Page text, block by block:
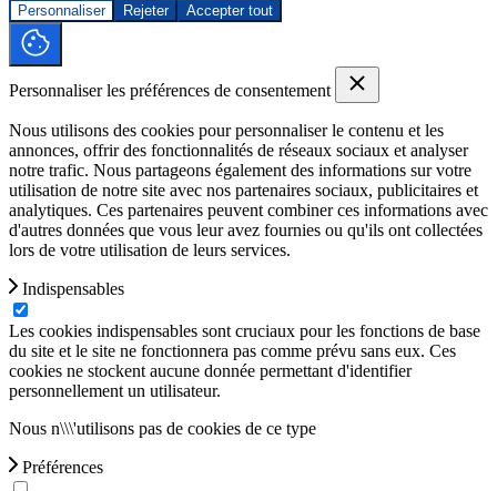
Personnaliser Rejeter Accepter tout
Personnaliser les préférences de consentement
Nous utilisons des cookies pour personnaliser le contenu et les
annonces, offrir des fonctionnalités de réseaux sociaux et analyser
notre trafic. Nous partageons également des informations sur votre
utilisation de notre site avec nos partenaires sociaux, publicitaires et
analytiques. Ces partenaires peuvent combiner ces informations avec
d'autres données que vous leur avez fournies ou qu'ils ont collectées
lors de votre utilisation de leurs services.
Indispensables
Les cookies indispensables sont cruciaux pour les fonctions de base
du site et le site ne fonctionnera pas comme prévu sans eux. Ces
cookies ne stockent aucune donnée permettant d'identifier
personnellement un utilisateur.
Nous n\\\'utilisons pas de cookies de ce type
Préférences